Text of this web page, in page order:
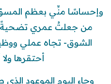
وإحساسًا منِّي بعظم
من جعلتُ عمري تضحيةً
الشوق- تجاه عملي
أحتقرها
وجاء اليوم الموعود